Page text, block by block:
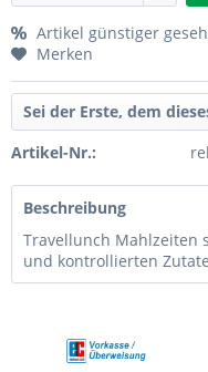
Artikel günstiger
Merken
Sei der Erste, dem
Artikel-Nr.:
Beschreibung
Travellunch Mahlzeiten
und kontrollierten